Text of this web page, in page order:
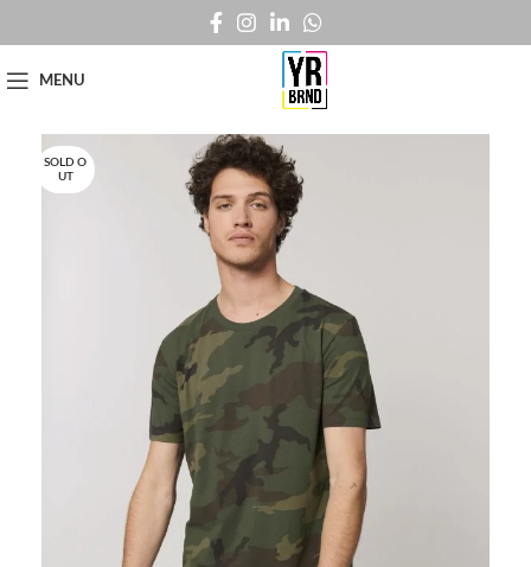
MENU
SOLD O
UT